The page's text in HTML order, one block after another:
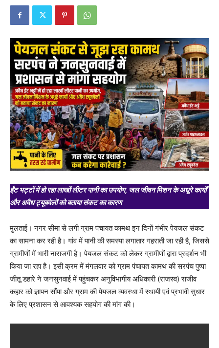
ईंट भट्टों में हो रहा लाखों लीटर पानी का उपयोग, जल जीवन मिशन के अधूरे कार्यों
और अवैध ट्यूबवेलों को बताया संकट का कारण
मुलताई। नगर सीमा से लगी ग्राम पंचायत कामथ इन दिनों गंभीर पेयजल संकट
का सामना कर रही है। गांव में पानी की समस्या लगातार गहराती जा रही है, जिससे
ग्रामीणों में भारी नाराजगी है। पेयजल संकट को लेकर ग्रामीणों द्वारा प्रदर्शन भी
किया जा रहा है। इसी क्रम में मंगलवार को ग्राम पंचायत कामथ की सरपंच पुष्पा
जीतू डहारे ने जनसुनवाई में पहुंचकर अनुविभागीय अधिकारी (राजस्व) राजीव
कहार को ज्ञापन सौंपा और ग्राम की पेयजल व्यवस्था में स्थायी एवं प्रभावी सुधार
के लिए प्रशासन से आवश्यक सहयोग की मांग की।